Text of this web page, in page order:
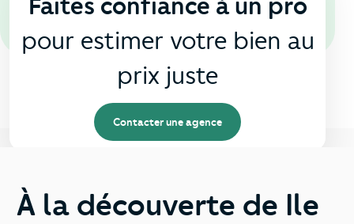
Faites confiance à un pro
pour estimer votre bien au
prix juste
Contacter une agence
À la découverte de Ile